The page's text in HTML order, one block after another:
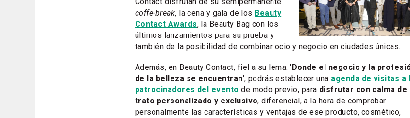
Contact disfrutan de su semipermanente
coffe-break, la cena y gala de los Beauty
Contact Awards, la Beauty Bag con los
últimos lanzamientos para su prueba y
también de la posibilidad de combinar ocio y negocio en ciudades únicas.
Además, en Beauty Contact, fiel a su lema: ' Donde el negocio y la
de la belleza se encuentran', podrás establecer una agenda de visitas a
patrocinadores del evento de modo previo, para disfrutar con calma de
trato personalizado y exclusivo, diferencial, a la hora de comprobar
personalmente las características y ventajas de ese producto, cosmético,